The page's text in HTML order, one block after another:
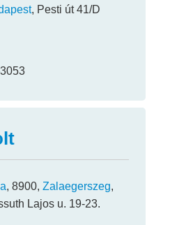
, Pesti út 41/D
, 8900, Zalaegerszeg,
Lajos u. 19-23.